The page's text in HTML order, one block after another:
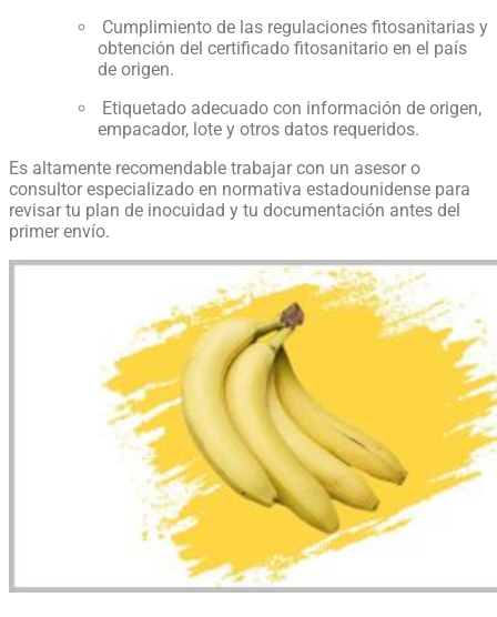
Cumplimiento de las regulaciones fitosanitarias y
obtención del certificado fitosanitario en el país
de origen.
Etiquetado adecuado con información de origen,
empacador, lote y otros datos requeridos.
Es altamente recomendable trabajar con un asesor o
consultor especializado en normativa estadounidense para
revisar tu plan de inocuidad y tu documentación antes del
primer envío.